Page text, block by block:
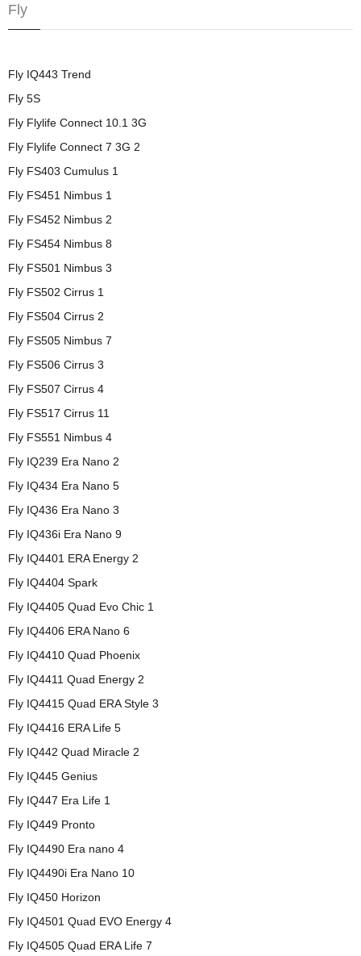
Fly
Fly IQ443 Trend
Fly 5S
Fly Flylife Connect 10.1 3G
Fly Flylife Connect 7 3G 2
Fly FS403 Cumulus 1
Fly FS451 Nimbus 1
Fly FS452 Nimbus 2
Fly FS454 Nimbus 8
Fly FS501 Nimbus 3
Fly FS502 Cirrus 1
Fly FS504 Cirrus 2
Fly FS505 Nimbus 7
Fly FS506 Cirrus 3
Fly FS507 Cirrus 4
Fly FS517 Cirrus 11
Fly FS551 Nimbus 4
Fly IQ239 Era Nano 2
Fly IQ434 Era Nano 5
Fly IQ436 Era Nano 3
Fly IQ436i Era Nano 9
Fly IQ4401 ERA Energy 2
Fly IQ4404 Spark
Fly IQ4405 Quad Evo Chic 1
Fly IQ4406 ERA Nano 6
Fly IQ4410 Quad Phoenix
Fly IQ4411 Quad Energy 2
Fly IQ4415 Quad ERA Style 3
Fly IQ4416 ERA Life 5
Fly IQ442 Quad Miracle 2
Fly IQ445 Genius
Fly IQ447 Era Life 1
Fly IQ449 Pronto
Fly IQ4490 Era nano 4
Fly IQ4490i Era Nano 10
Fly IQ450 Horizon
Fly IQ4501 Quad EVO Energy 4
Fly IQ4505 Quad ERA Life 7